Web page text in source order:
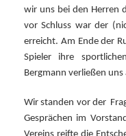
wir uns bei den Herren
vor Schluss war der
erreicht. Am Ende der
Spieler ihre
Bergmann verließen uns
Wir standen vor der
Gesprächen im